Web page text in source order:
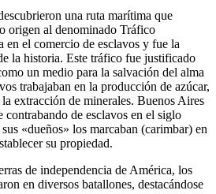
una ruta marítima que
origen al denominado Tráfico
en el comercio de esclavos y fue la
la historia. Este tráfico fue justificado
un medio para la salvación del alma
trabajaban en la producción de azúcar,
extracción de minerales. Buenos Aires
de esclavos en el siglo
«dueños» los marcaban (carimbar) en
su propiedad.
de independencia de América, los
en diversos batallones, destacándose